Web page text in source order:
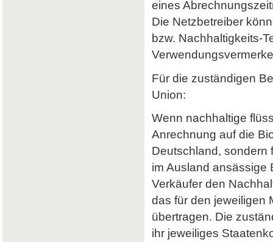
eines
Die Netzbetreiber
bzw. Nachhaltigkeits-
Für die zuständigen
Union:
Wenn nachhaltige
Anrechnung auf die
Deutschland, sondern
im Ausland ansässige
Verkäufer den
das für den jeweiligen
übertragen. Die
ihr jeweiliges